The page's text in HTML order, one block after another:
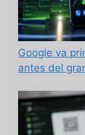
Google va
antes del